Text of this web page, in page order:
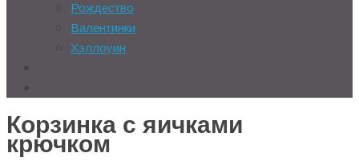
Рождество
Валентинки
Хэллоуин
Корзинка с яичками
крючком